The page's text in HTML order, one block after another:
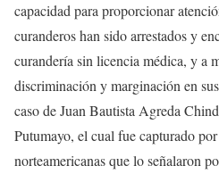
capacidad para proporcionar
curanderos han sido arrestados y
curandería sin licencia médica, y a
discriminación y marginación en
caso de Juan Bautista Agreda
Putumayo, el cual fue capturado
norteamericanas que lo señalaron